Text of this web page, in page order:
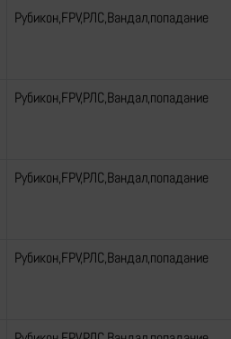
Рубикон,FPV,РЛС,Вандал,попадание
Рубикон,FPV,РЛС,Вандал,попадание
Рубикон,FPV,РЛС,Вандал,попадание
Рубикон,FPV,РЛС,Вандал,попадание